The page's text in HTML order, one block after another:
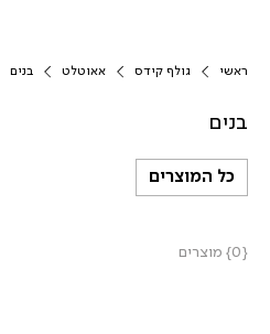
ראשי גולף קידס אאוטלט בנים
בנים
כל המוצרים
{0} מוצרים